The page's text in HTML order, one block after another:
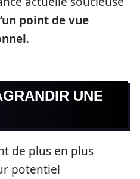
point de vue
.
UNE
de plus en plus
potentiel